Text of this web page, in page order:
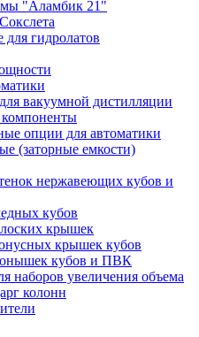
"Аламбик 21"
гидролатов
вакуумной дистилляции
опции для автоматики
(заторные емкости)
нержавеющих кубов и
кубов
крышек
крышек кубов
кубов и ПВК
наборов увеличения объема
колонн